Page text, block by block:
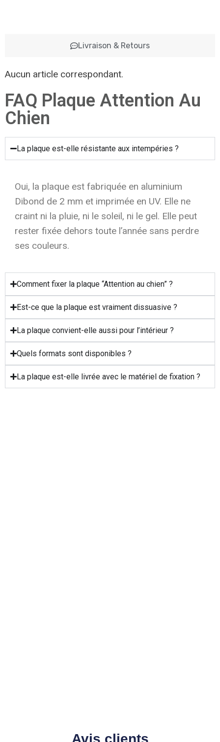
Livraison & Retours
Aucun article correspondant.
FAQ Plaque Attention Au
Chien
La plaque est-elle résistante aux intempéries ?
Oui, la plaque est fabriquée en aluminium
Dibond de 2 mm et imprimée en UV. Elle ne
craint ni la pluie, ni le soleil, ni le gel. Elle peut
rester fixée dehors toute l’année sans perdre
ses couleurs.
Comment fixer la plaque “Attention au chien” ?
Est-ce que la plaque est vraiment dissuasive ?
La plaque convient-elle aussi pour l’intérieur ?
Quels formats sont disponibles ?
La plaque est-elle livrée avec le matériel de fixation ?
Avis clients